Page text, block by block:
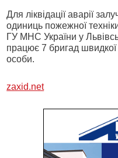
Для ліквідації аварії
одиниць пожежної
ГУ МНС України у
працює 7 бригад
особи.
zaxid.net